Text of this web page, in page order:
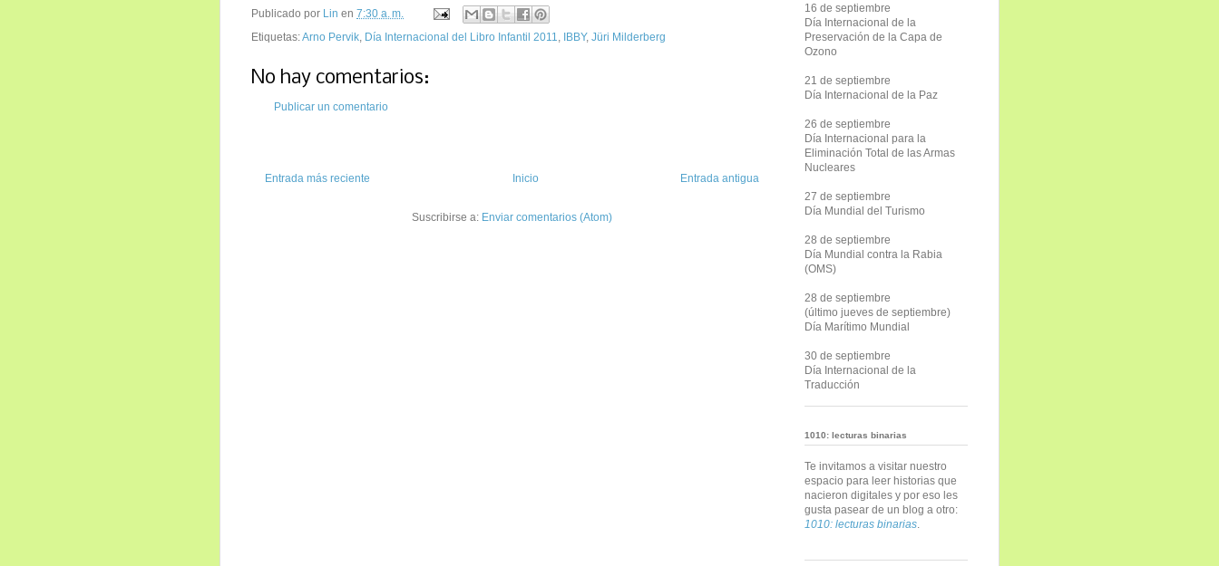
Publicado por Lin en 7:30 a. m.
Etiquetas:Arno Pervik Día Internacional del Libro Infantil 2011 IBBY, Jüri Milderberg
No hay comentarios:
Publicar un comentario
Entrada más reciente Entrada antigua
Inicio
Suscribirse a: Enviar comentarios (Atom)
16 de septiembre
Día Internacional de la
Preservación de la Capa de
Ozono
21 de septiembre
Día Internacional de la Paz
26 de septiembre
Día Internacional para la
Eliminación Total de las Armas
Nucleares
27 de septiembre
Día Mundial del Turismo
28 de septiembre
Día Mundial contra la Rabia
(OMS)
28 de septiembre
(último jueves de septiembre)
Día Marítimo Mundial
30 de septiembre
Día Internacional de la
Traducción
1010: lecturas binarias
Te invitamos a visitar nuestro
espacio para leer historias que
nacieron digitales y por eso les
gusta pasear de un blog a otro:
1010: lecturas binarias